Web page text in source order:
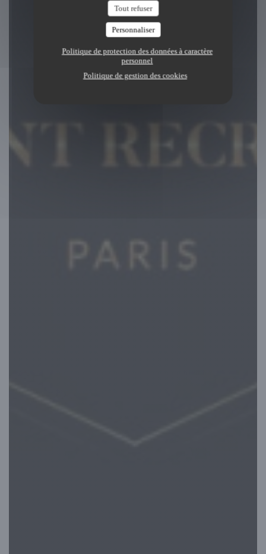
Tout refuser
Personnaliser
Politique de protection des données à caractère
personnel
Politique de gestion des cookies